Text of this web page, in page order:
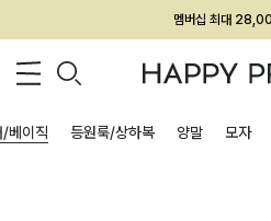
회원전용 아울렛, 가입
멤버십 최대
/베이직 등원룩/상하복 양말 모자